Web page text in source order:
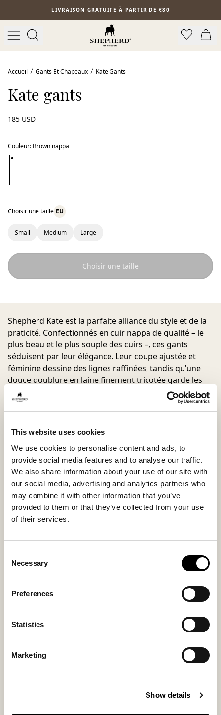
This website uses cookies
We use cookies to personalise content and ads, to
provide social media features and to analyse our traffic.
We also share information about your use of our site with
our social media, advertising and analytics partners who
may combine it with other information that you’ve
provided to them or that they’ve collected from your use
of their services.
Selection
Necessary
Preferences
Statistics
Marketing
Show details
Aller au contenu principalLIVRAISON GRATUITE À PARTIR DE €80
Accueil Gants Et Chapeaux Kate Gants
Kate gants
185 USD
Couleur: Brown nappa
Choisir une taille EU
Small Medium Large
Choisir une taille
Shepherd Kateest la parfaite alliance du style et de la
praticité. Confectionnés en cuir nappa de qualité – le
plus beau et le plus souple des cuirs –, ces gants
séduisent par leur élégance. Leur coupe ajustée et
féminine dessine des lignes raffinées, tandis qu’une
douce doublure en laine finement tricotée garde les
mains agréablement au chaud.
Matière intérieure
Lambswool
Lamb nappa
Coupe
Vous aimerez peut-être aussi